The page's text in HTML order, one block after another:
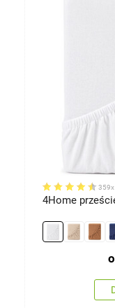
359x
4Home